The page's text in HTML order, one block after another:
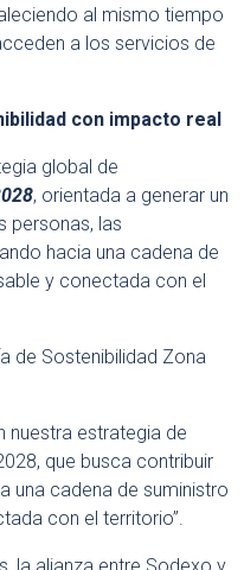
al mismo tiempo
a los servicios de
con impacto real
global de
, orientada a generar un
personas, las
hacia una cadena de
y conectada con el
de Sostenibilidad Zona
nuestra estrategia de
que busca contribuir
una cadena de suministro
con el territorio”.